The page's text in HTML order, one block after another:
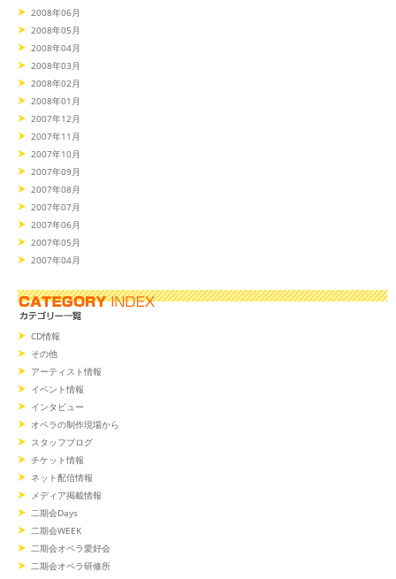
2008年06月
2008年05月
2008年04月
2008年03月
2008年02月
2008年01月
2007年12月
2007年11月
2007年10月
2007年09月
2007年08月
2007年07月
2007年06月
2007年05月
2007年04月
CD情報
その他
アーティスト情報
イベント情報
インタビュー
オペラの制作現場から
スタッフブログ
チケット情報
ネット配信情報
メディア掲載情報
二期会Days
二期会WEEK
二期会オペラ愛好会
二期会オペラ研修所